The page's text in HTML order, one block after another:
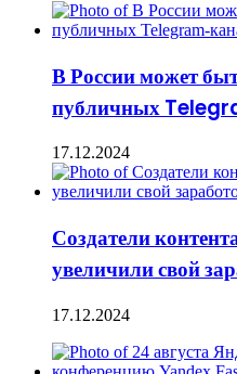
В России может
публичных
17.12.2024
Создатели
увеличили свой
17.12.2024